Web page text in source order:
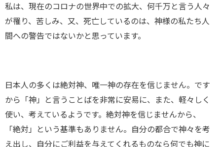
私は、現在のコロナの世界中での拡大、何千万と言う人々
が罹り、苦しみ、又、死亡しているのは、神様の私たち人
間への警告ではないかと思っています。
日本人の多くは絶対神、唯一神の存在を信じません。です
から「神」と言うことばを非常に安易に、また、軽々しく
使い、考えているようです。絶対神を信じませんから、
「絶対」という基準もありません。自分の都合で神々を考
え出し、自分にご利益を与えてくれるものなら何でも神に